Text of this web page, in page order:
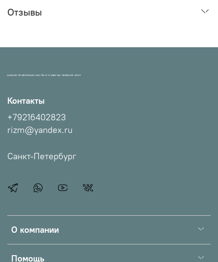
Отзывы
МАГАЗИН ПРОВЕРЕННЫХ СНАСТЕЙ И УЛОВИСТЫХ ПРИМАНОК НХНЧ!
О компании
Помощь
Контакты
+79216402823
rizm@yandex.ru
Санкт-Петербург